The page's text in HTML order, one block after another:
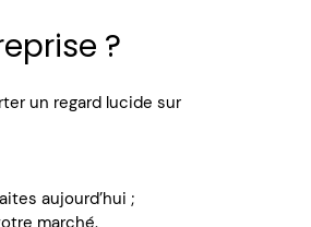
?
un regard lucide sur
aujourd’hui ;